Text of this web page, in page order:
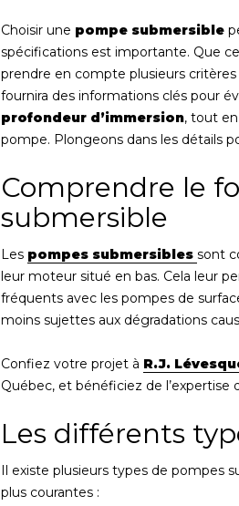
Choisir une pompe submersible
spécifications est importante. Que
prendre en compte plusieurs
fournira des informations clés pour
profondeur d’immersion, tout
pompe. Plongeons dans les détails
Comprendre le
submersible
Les pompes submersibles sont
leur moteur situé en bas. Cela leur
fréquents avec les pompes de
moins sujettes aux dégradations
Confiez votre projet à R.J.
Québec, et bénéficiez de l’expertise
Les différents
Il existe plusieurs types de pompes
plus courantes :